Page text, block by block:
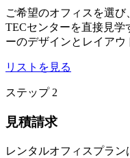
ご希望のオフィスを選
TECセンターを直接見学
ーのデザインとレイアウ
リストを見る
ステップ 2
見積請求
レンタルオフィスプラ